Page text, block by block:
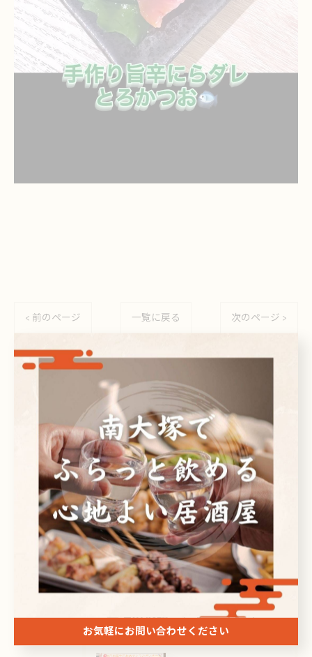
< 前のページ 一覧に戻る 次のページ >
カテゴリー Categories
全てのカテゴリー
日本酒
ビール
焼酎
刺身
ドリンク
最近の投稿 Recent Posts
お気軽にお問い合わせください